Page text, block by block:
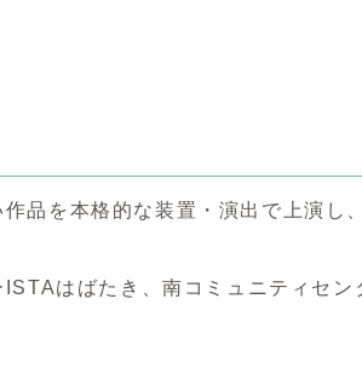
品を本格的な装置・演出で上演し
はばたき、南コミュニティセン